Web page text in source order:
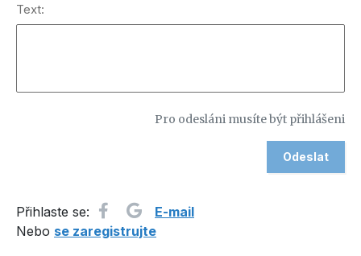
Text:
Pro odesláni musíte být přihlášeni
Přihlaste se:
E-mail
Nebo se zaregistrujte